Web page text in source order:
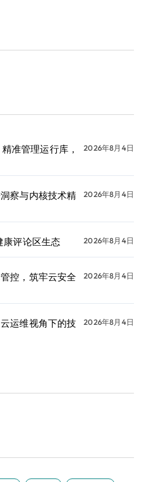
准管理运行库，
2026年8月4日
察与内核技术精
2026年8月4日
康评论区生态 2026年8月4日
控，筑牢云安全
2026年8月4日
运维视角下的技
2026年8月4日